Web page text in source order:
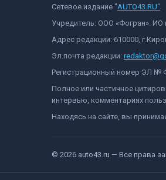
Сетевое издание "AUTO43.RU"
Учредитель: ООО «Фогран». ИО
Адрес редакции: 610000,
Эл.почта редакции:
Регистрационный номер ЭЛ №
Полное или частичное
интервью, комментариях
Находясь на сайте, вы
© 2026 auto43.ru — Все права